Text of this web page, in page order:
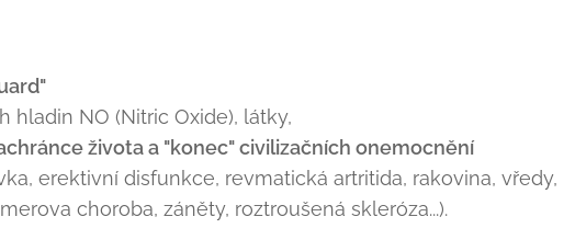
NO (Nitric Oxide), látky,
života a "konec" civilizačních onemocnění
erektivní disfunkce, revmatická artritida, rakovina, vředy,
choroba, záněty, roztroušená skleróza...).